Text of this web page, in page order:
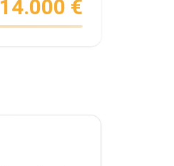
14.000 €